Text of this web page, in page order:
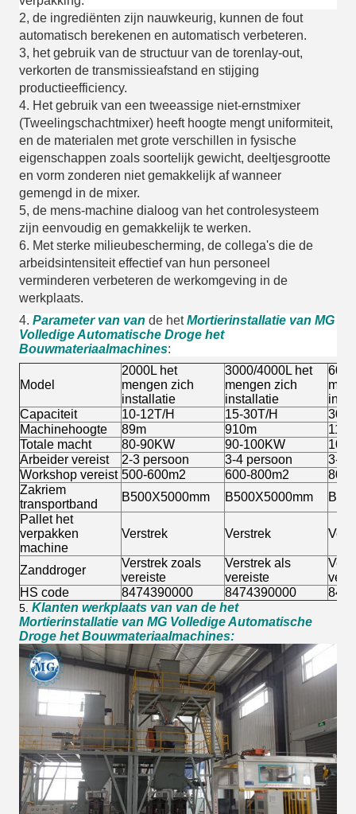
2, de ingrediënten zijn nauwkeurig, kunnen de fout
automatisch berekenen en automatisch verbeteren.
3, het gebruik van de structuur van de torenlay-out,
verkorten de transmissieafstand en stijging
productieefficiency.
4. Het gebruik van een tweeassige niet-ernstmixer
(Tweelingschachtmixer) heeft hoogte mengt uniformiteit,
en de materialen met grote verschillen in fysische
eigenschappen zoals soortelijk gewicht, deeltjesgrootte
en vorm zonderen niet gemakkelijk af wanneer
gemengd in de mixer.
5, de mens-machine dialoog van het controlesysteem
zijn eenvoudig en gemakkelijk te werken.
6. Met sterke milieubescherming, de collega's die de
arbeidsintensiteit effectief van hun personeel
verminderen verbeteren de werkomgeving in de
werkplaats.
4. Parameter van van de hetMortierinstallatie van MG
Volledige Automatische Droge het
Bouwmateriaalmachines:
Model
2000L het
mengen zich
installatie
3000/4000L het
mengen zich
installatie
Capaciteit
10-12T/H 15-30T/H
30-
Machinehoogte
89m 910m
Totale macht
80-90KW 90-100KW
Arbeider vereist
2-3 persoon 3-4 persoon
3-4
Workshop vereist 500-600m2 600-800m2
Zakriem
transportband
B500X5000mm B500X5000mm
Pallet het
verpakken
machine
Verstrek Verstrek
Zanddroger
Verstrek zoals
vereiste
Verstrek als
vereiste
HS code
8474390000 8474390000
5. Klanten werkplaats van van de het
Mortierinstallatie van MG Volledige Automatische
Droge het Bouwmateriaalmachines: